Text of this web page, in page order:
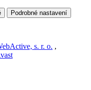
Podrobné nastavení
s. r. o. ,